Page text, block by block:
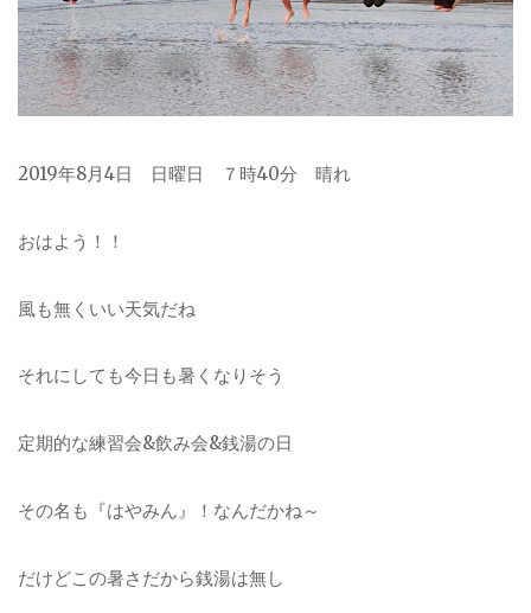
2019年8月4日 日曜日 ７時40分 晴れ
おはよう！！
風も無くいい天気だね
それにしても今日も暑くなりそう
定期的な練習会&飲み会&銭湯の日
その名も『はやみん』！なんだかね～
だけどこの暑さだから銭湯は無し